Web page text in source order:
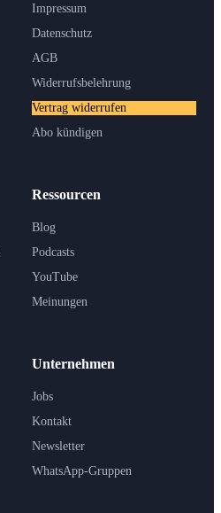
Ressourcen
Blog
Podcasts
YouTube
Meinungen
Unternehmen
Jobs
Kontakt
Newsletter
WhatsApp-Gruppen
Impressum
Datenschutz
AGB
Widerrufsbelehrung
Vertrag widerrufen
Abo kündigen